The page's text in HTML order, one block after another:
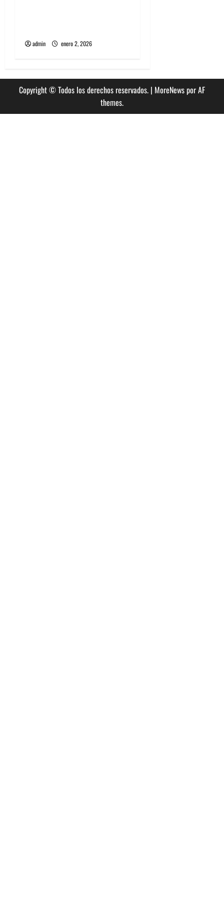
admin enero 2, 2026
Copyright © Todos los derechos reservados. | MoreNewspor AF
themes.